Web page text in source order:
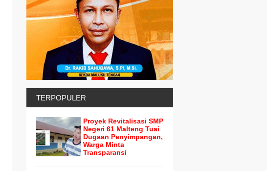
TERPOPULER
Proyek Revitalisasi SMP
Negeri 61 Malteng Tuai
Dugaan Penyimpangan,
Warga Minta
Transparansi